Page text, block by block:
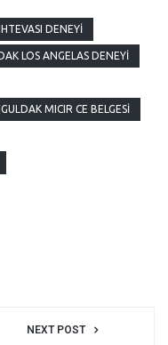
DENEYI
LOS ANGELAS DENEYI
MICIR CE BELGESI
NEXT POST